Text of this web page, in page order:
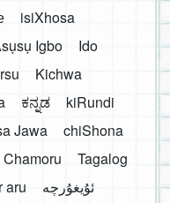
isiXhosa
Igbo
Ido
Kichwa
ಕನ್ನಡ
kiRundi
Jawa
chiShona
Chamoru
Tagalog
aru